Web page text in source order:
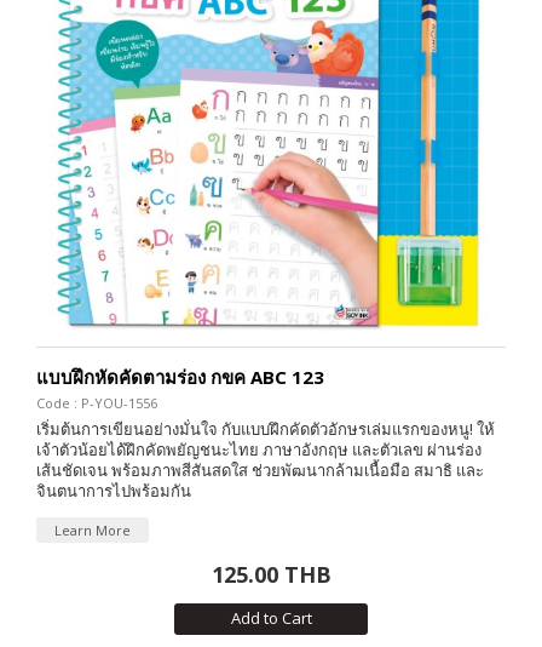
แบบฝึกหัดคัดตามร่อง กขค ABC 123
Code : P-YOU-1556
เริ่มต้นการเขียนอย่างมั่นใจ กับแบบฝึกคัดตัวอักษรเล่มแรกของหนู! ให้
เจ้าตัวน้อยได้ฝึกคัดพยัญชนะไทย ภาษาอังกฤษ และตัวเลข ผ่านร่อง
เส้นชัดเจน พร้อมภาพสีสันสดใส ช่วยพัฒนากล้ามเนื้อมือ สมาธิ และ
จินตนาการไปพร้อมกัน
Learn More
125.00 THB
Add to Cart